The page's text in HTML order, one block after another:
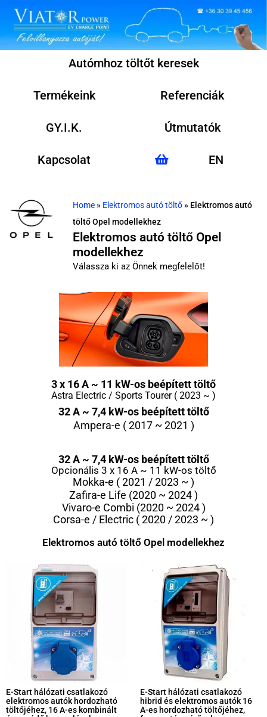
Autómhoz töltőt keresek
Termékeink Referenciák
GY.I.K. Útmutatók
Kapcsolat EN
Home» Elektromos autó töltő» Elektromos autó
töltő Opel modellekhez
Elektromos autó töltő Opel
modellekhez
Válassza ki az Önnek megfelelőt!
3 x 16 A ~ 11 kW-os beépített töltő
Astra Electric / Sports Tourer ( 2023 ~ )
32 A ~ 7,4 kW-os beépített töltő
Ampera-e ( 2017 ~ 2021 )
32 A ~ 7,4 kW-os beépített töltő
Opcionális 3 x 16 A ~ 11 kW-os töltő
Mokka-e ( 2021 / 2023 ~ )
Zafira-e Life (2020 ~ 2024 )
Vivaro-e Combi (2020 ~ 2024 )
Corsa-e / Electric ( 2020 / 2023 ~ )
Elektromos autó töltő Opel modellekhez
E-Start hálózati csatlakozó
elektromos autók hordozható
töltőjéhez, 16 A-es kombinált
E-Start hálózati csatlakozó
hibrid és elektromos autók 16
A-es hordozható töltőjéhez,